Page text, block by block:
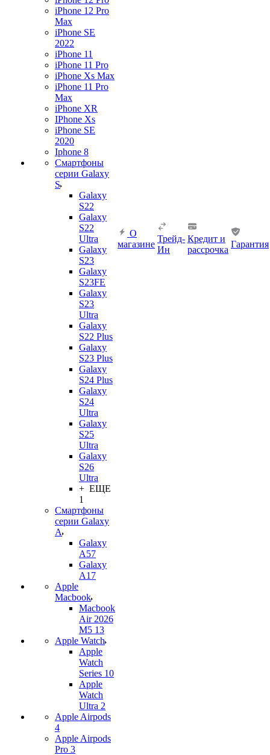
iPhone 12 Pro
Max
iPhone SE
2022
iPhone 11
iPhone 11 Pro
iPhone Xs Max
iPhone 11 Pro
Max
iPhone XR
IPhone Xs
iPhone SE
2020
Iphone 8
Смартфоны
серии Galaxy
S
Galaxy
S22
Galaxy
S22
Ultra
Galaxy
S23
Galaxy
S23FE
Galaxy
S23
Ultra
Galaxy
S22 Plus
Galaxy
S23 Plus
Galaxy
S24 Plus
Galaxy
S24
Ultra
Galaxy
S25
Ultra
Galaxy
S26
Ultra
+ ЕЩЕ
1
Смартфоны
серии Galaxy
A
Galaxy
A57
Galaxy
A17
Apple
Macbook
Macbook
Air 2026
M5 13
Apple Watch
Apple
Watch
Series 10
Apple
Watch
Ultra 2
Apple Airpods
4
Apple Airpods
Pro 3
О
магазине
Трейд-
Ин
Кредит и
рассрочка
Гарантия